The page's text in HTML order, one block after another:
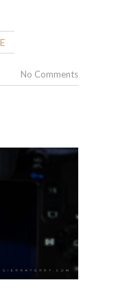
No Comments